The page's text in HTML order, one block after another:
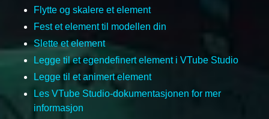
Flytte og skalere et element
Fest et element til modellen din
Slette et element
Legge til et egendefinert element i VTube Studio
Legge til et animert element
Les VTube Studio-dokumentasjonen for mer
informasjon